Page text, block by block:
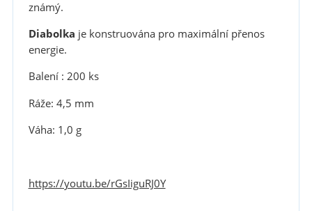
známý.
Diabolka je konstruována pro maximální přenos
energie.
Balení : 200 ks
Ráže: 4,5 mm
Váha: 1,0 g
https://youtu.be/rGsIiguRJ0Y